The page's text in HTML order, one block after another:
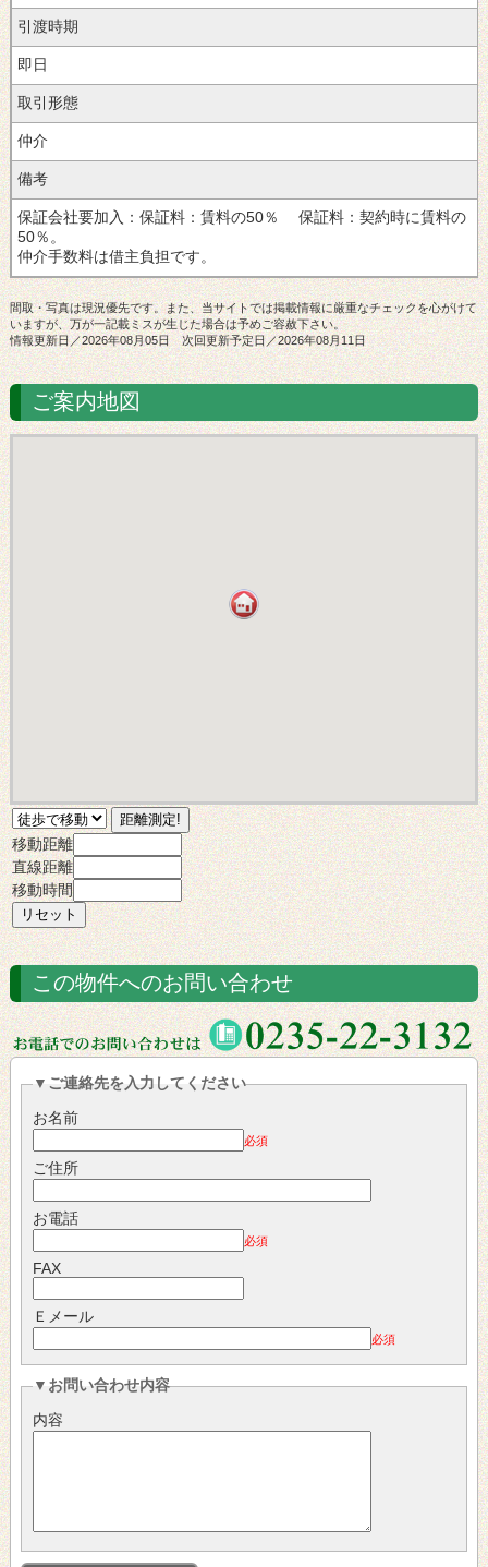
引渡時期
即日
取引形態
仲介
備考
保証会社要加入：保証料：賃料の50％ 保証料：契約時に賃料の
50％。
仲介手数料は借主負担です。
間取・写真は現況優先です。また、当サイトでは掲載情報に厳重なチェックを心がけて
いますが、万が一記載ミスが生じた場合は予めご容赦下さい。
情報更新日／2026年08月05日 次回更新予定日／2026年08月11日
ご案内地図
移動距離
直線距離
移動時間
この物件へのお問い合わせ
▼ご連絡先を入力してください
お名前
必須
ご住所
お電話
必須
FAX
Ｅメール
必須
▼お問い合わせ内容
内容